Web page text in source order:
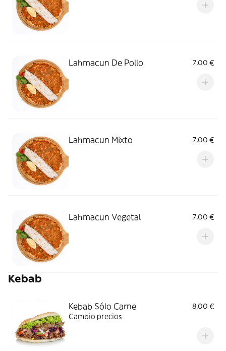
Lahmacun De Pollo 7,00 €
Lahmacun Mixto 7,00 €
Lahmacun Vegetal 7,00 €
Kebab
Kebab Sólo Carne
8,00 €
Cambio precios